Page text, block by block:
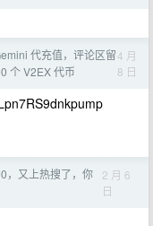
代充值，评论区留
个 V2EX 代币
4 月
8 日
，又上热搜了，你
2 月 6
日